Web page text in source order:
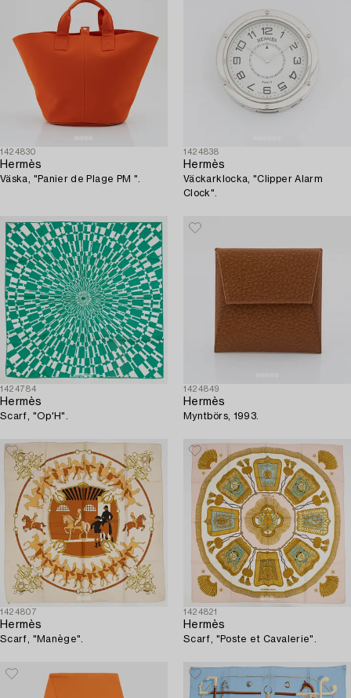
1424830
Hermès
Väska, "Panier de Plage PM ".
1424838
Hermès
Väckarklocka, "Clipper Alarm
Clock".
1424784
Hermès
Scarf, "Op'H".
1424849
Hermès
Myntbörs, 1993.
1424807
Hermès
Scarf, "Manège".
1424821
Hermès
Scarf, "Poste et Cavalerie".